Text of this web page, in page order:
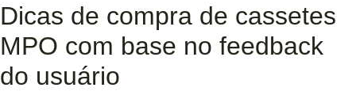
Dicas de compra de cassetes
MPO com base no feedback
do usuário